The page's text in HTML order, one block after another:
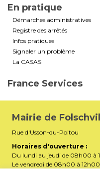
En pratique
Démarches administratives
Registre des arrêtés
Infos pratiques
Signaler un problème
La CASAS
France Services
Mairie de
Rue d'Usson-du-Poitou
Horaires d'ouverture :
Du lundi au jeudi de 08h00 à
Le vendredi de 08h00 à